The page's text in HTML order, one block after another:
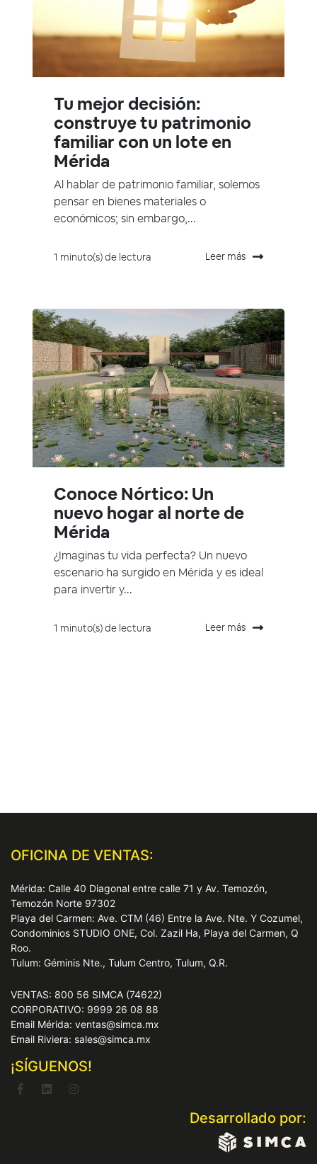
Tu mejor decisión:
construye tu patrimonio
familiar con un lote en
Mérida
Al hablar de patrimonio familiar, solemos
pensar en bienes materiales o
económicos; sin embargo,...
1 minuto(s) de lectura Leer más
Conoce Nórtico: Un
nuevo hogar al norte de
Mérida
¿Imaginas tu vida perfecta? Un nuevo
escenario ha surgido en Mérida y es ideal
para invertir y...
1 minuto(s) de lectura Leer más
OFICINA DE VENTAS:
Mérida: Calle 40 Diagonal entre calle 71 y Av. Temozón,
Temozón Norte 97302
Playa del Carmen: Ave. CTM (46) Entre la Ave. Nte. Y Cozumel,
Condominios STUDIO ONE, Col. Zazil Ha, Playa del Carmen, Q
Roo.
Tulum: Géminis Nte., Tulum Centro, Tulum, Q.R.
VENTAS: 800 56 SIMCA (74622)
CORPORATIVO: 9999 26 08 88
Email Mérida: ventas@simca.mx
Email Riviera: sales@simca.mx
¡SÍGUENOS!
Desarrollado por: